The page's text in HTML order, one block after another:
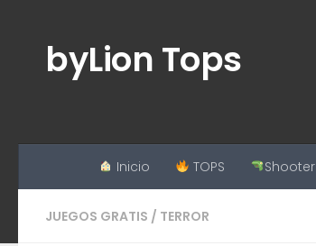
byLion Tops
Inicio TOPS Shooter
JUEGOS GRATIS / TERROR